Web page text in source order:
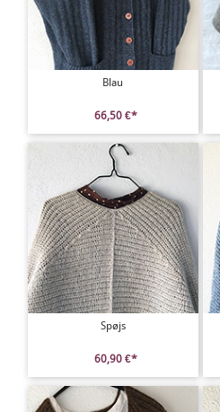
Blau
66,50 €*
Spøjs
60,90 €*